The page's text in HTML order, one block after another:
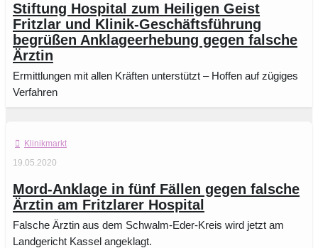
Stiftung Hospital zum Heiligen Geist
Fritzlar und Klinik-Geschäftsführung
begrüßen Anklageerhebung gegen falsche
Ärztin
Ermittlungen mit allen Kräften unterstützt – Hoffen auf zügiges
Verfahren
Klinikmarkt
19.05.2020
Mord-Anklage in fünf Fällen gegen falsche
Ärztin am Fritzlarer Hospital
Falsche Ärztin aus dem Schwalm-Eder-Kreis wird jetzt am
Landgericht Kassel angeklagt.